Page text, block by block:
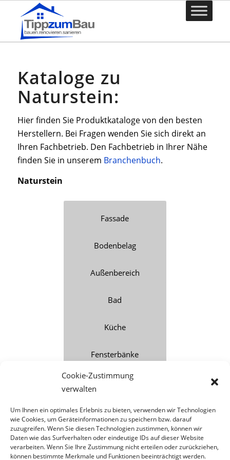
Cookie-Zustimmung
verwalten
Um Ihnen ein optimales Erlebnis zu bieten, verwenden wir Technologien
wie Cookies, um Geräteinformationen zu speichern bzw. darauf
zuzugreifen. Wenn Sie diesen Technologien zustimmen, können wir
Daten wie das Surfverhalten oder eindeutige IDs auf dieser Website
verarbeiten. Wenn Sie Ihre Zustimmung nicht erteilen oder zurückziehen,
können bestimmte Merkmale und Funktionen beeinträchtigt werden.
Kataloge zu
Naturstein:
Hier finden Sie Produktkataloge von den besten
Herstellern. Bei Fragen wenden Sie sich direkt an
Ihren Fachbetrieb. Den Fachbetrieb in Ihrer Nähe
finden Sie in unserem Branchenbuch.
Naturstein
Fassade
Bodenbelag
Außenbereich
Bad
Küche
Fensterbänke
Treppen
Lieferant